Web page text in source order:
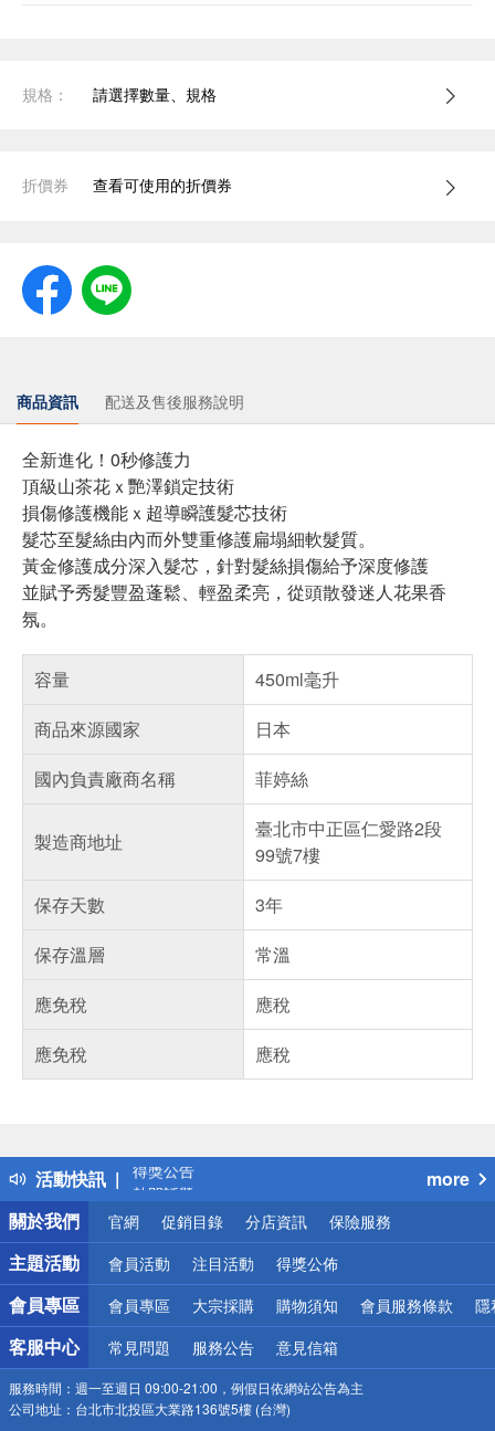
規格： 請選擇數量、規格
折價券 查看可使用的折價券
商品資訊 配送及售後服務說明
全新進化！0秒修護力
頂級山茶花ｘ艷澤鎖定技術
損傷修護機能ｘ超導瞬護髮芯技術
髮芯至髮絲由內而外雙重修護扁塌細軟髮質。
黃金修護成分深入髮芯，針對髮絲損傷給予深度修護
並賦予秀髮豐盈蓬鬆、輕盈柔亮，從頭散發迷人花果香
氛。
容量
450ml毫升
商品來源國家
日本
國內負責廠商名稱
菲婷絲
製造商地址
臺北市中正區仁愛路2段
99號7樓
保存天數
3年
保存溫層
常溫
應免稅
應稅
應免稅
應稅
活動快訊
得獎公告
熱門話題
銀行優惠
偏遠地區配送
詐騙網頁！請小心！
more
關於我們
官網 促銷目錄 分店資訊 保險服務
主題活動 會員活動 注目活動 得獎公佈
會員專區 會員專區 大宗採購 購物須知 會員服務條款 隱
客服中心 常見問題 服務公告 意見信箱
服務時間： 週一至週日 09:00-21:00，例假日依網站公告為主
公司地址： 台北市北投區大業路136號5樓 (台灣)